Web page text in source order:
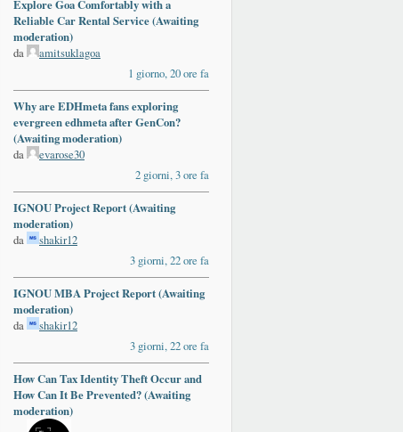
Explore Goa Comfortably with a
Reliable Car Rental Service (Awaiting
moderation)
da
amitsuklagoa
1 giorno, 20 ore fa
Why are EDHmeta fans exploring
evergreen edhmeta after GenCon?
(Awaiting moderation)
da
evarose30
2 giorni, 3 ore fa
IGNOU Project Report (Awaiting
moderation)
da
shakir12
3 giorni, 22 ore fa
IGNOU MBA Project Report (Awaiting
moderation)
da
shakir12
3 giorni, 22 ore fa
How Can Tax Identity Theft Occur and
How Can It Be Prevented? (Awaiting
moderation)